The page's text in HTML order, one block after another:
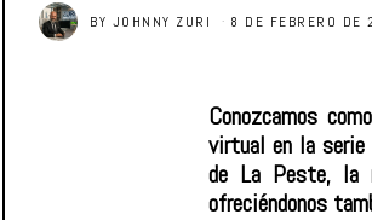
BY JOHNNY ZURI 8 DE FEBRERO DE
Conozcamos
virtual en la
de La Peste, la
ofreciéndonos